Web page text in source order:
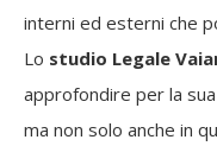
interni ed esterni che
Lo studio Legale
approfondire per la
ma non solo anche in